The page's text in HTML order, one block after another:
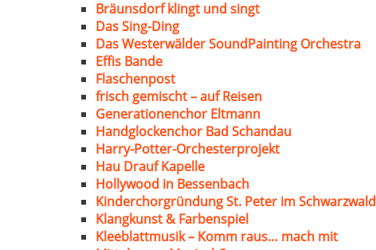
Bräunsdorf klingt und singt
Das Sing-Ding
Das Westerwälder SoundPainting Orchestra
Effis Bande
Flaschenpost
frisch gemischt – auf Reisen
Generationenchor Eltmann
Handglockenchor Bad Schandau
Harry-Potter-Orchesterprojekt
Hau Drauf Kapelle
Hollywood in Bessenbach
Kinderchorgründung St. Peter im Schwarzwald
Klangkunst & Farbenspiel
Kleeblattmusik – Komm raus… mach mit